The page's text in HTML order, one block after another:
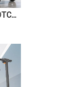
ウ